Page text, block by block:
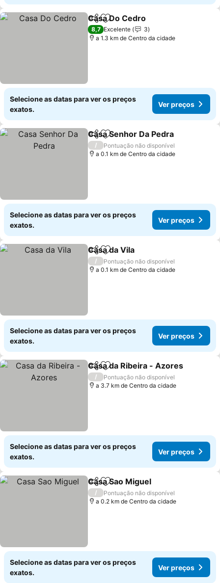
PartilharAdicionar aos favoritos
Casa Do Cedro
8,7 Excelente
3
a 1.3 km de Centro da cidade
Selecione as datas para ver os preços
exatos.
Ver preços
PartilharAdicionar aos favoritos
Casa Senhor Da Pedra
/
Pontuação não disponível
a 0.1 km de Centro da cidade
Selecione as datas para ver os preços
exatos.
Ver preços
PartilharAdicionar aos favoritos
Casa da Vila
/
Pontuação não disponível
a 0.1 km de Centro da cidade
Selecione as datas para ver os preços
exatos.
Ver preços
PartilharAdicionar aos favoritos
Casa da Ribeira - Azores
/
Pontuação não disponível
a 3.7 km de Centro da cidade
Selecione as datas para ver os preços
exatos.
Ver preços
PartilharAdicionar aos favoritos
Casa Sao Miguel
/
Pontuação não disponível
a 0.2 km de Centro da cidade
Selecione as datas para ver os preços
exatos.
Ver preços